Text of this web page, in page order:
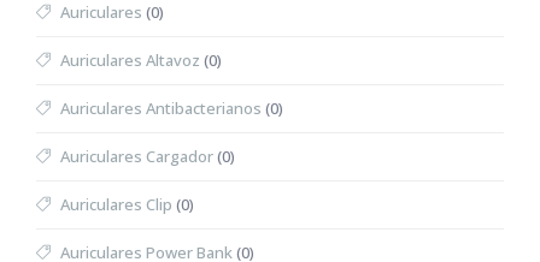
Auriculares (0)
Auriculares Altavoz (0)
Auriculares Antibacterianos (0)
Auriculares Cargador(0)
Auriculares Clip (0)
Auriculares Power Bank(0)